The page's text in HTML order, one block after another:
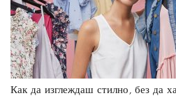
Как да изглеждаш стилно, без да